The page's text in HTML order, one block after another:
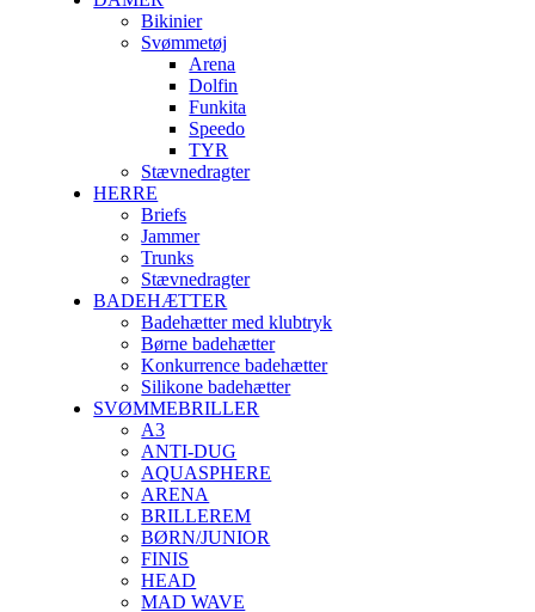
Bikinier
Svømmetøj
Arena
Dolfin
Funkita
Speedo
TYR
Stævnedragter
HERRE
Briefs
Jammer
Trunks
Stævnedragter
BADEHÆTTER
Badehætter med klubtryk
Børne badehætter
Konkurrence badehætter
Silikone badehætter
SVØMMEBRILLER
A3
ANTI-DUG
AQUASPHERE
ARENA
BRILLEREM
BØRN/JUNIOR
FINIS
HEAD
MAD WAVE